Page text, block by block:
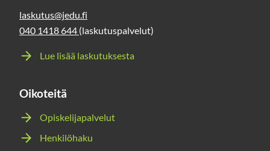
laskutus@jedu.fi
040 1418 644 (laskutuspalvelut)
Lue lisää laskutuksesta
Oikoteitä
Opiskelijapalvelut
Henkilöhaku